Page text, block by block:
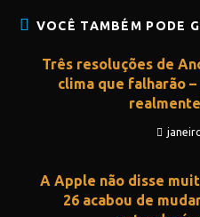
VOCÊ TAMBÉM PODE
Três resoluções de
clima que falharão
A Apple não disse
26 acabou de